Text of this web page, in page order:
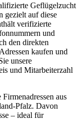
Geflügelzucht
gezielt auf diese
verifizierte
und
den direkten
kaufen und
unsere
und Mitarbeiterzahl
aus
Pfalz. Davon
– ideal für